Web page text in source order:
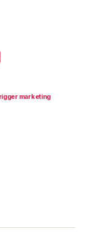
marketing